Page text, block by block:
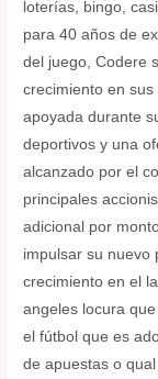
loterías, bingo,
para 40 años de
del juego, Codere
crecimiento en
apoyada durante
deportivos y una
alcanzado por el
principales
adicional por
impulsar su nuevo
crecimiento en el
angeles locura
el fútbol que es
de apuestas o